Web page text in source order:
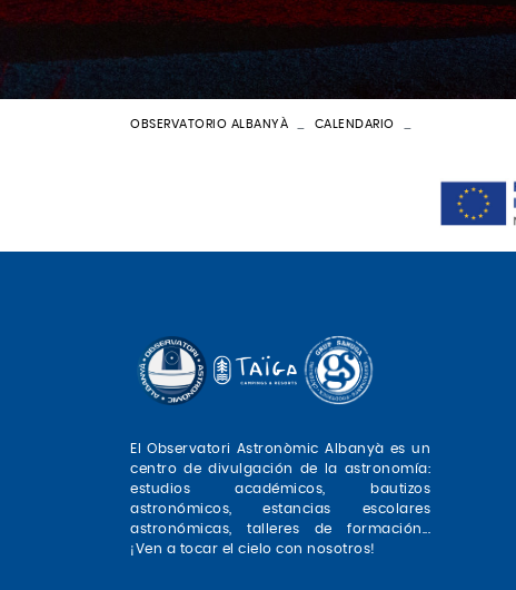
OBSERVATORIO ALBANYÀ CALENDARIO
El Observatori Astronòmic Albanyà es un
centro de divulgación de la astronomía:
estudios académicos, bautizos
astronómicos, estancias escolares
astronómicas, talleres de formación...
¡Ven a tocar el cielo con nosotros!